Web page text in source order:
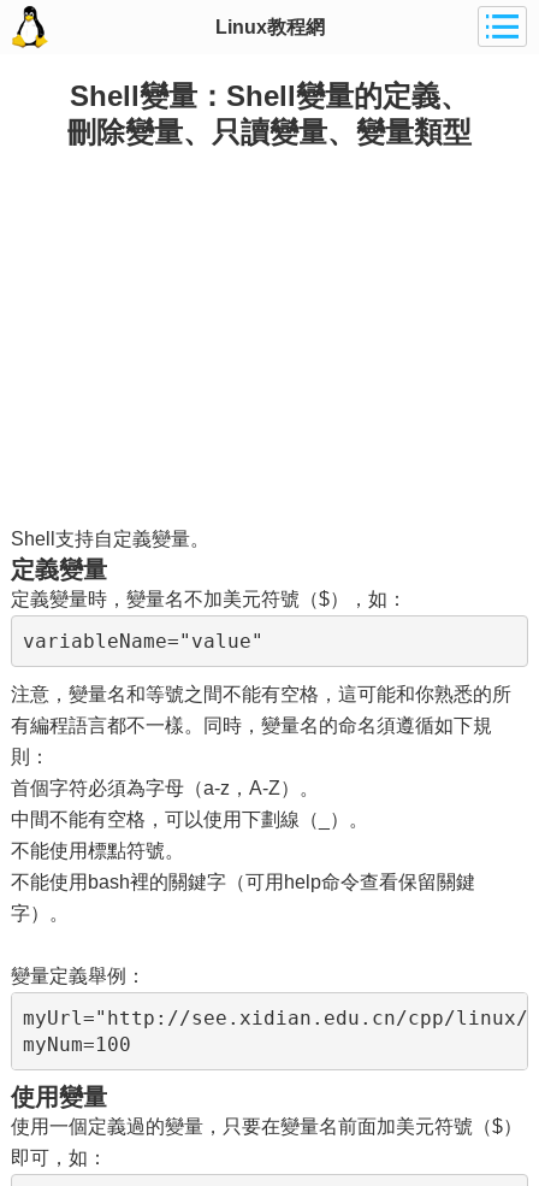
Linux教程網
Shell變量：Shell變量的定義、
刪除變量、只讀變量、變量類型
Shell支持自定義變量。
定義變量
定義變量時，變量名不加美元符號（$），如：
variableName="value"
注意，變量名和等號之間不能有空格，這可能和你熟悉的所
有編程語言都不一樣。同時，變量名的命名須遵循如下規
則：
首個字符必須為字母（a-z，A-Z）。
中間不能有空格，可以使用下劃線（_）。
不能使用標點符號。
不能使用bash裡的關鍵字（可用help命令查看保留關鍵
字）。
變量定義舉例：
myUrl="http://see.xidian.edu.cn/cpp/linux/
myNum=100
使用變量
使用一個定義過的變量，只要在變量名前面加美元符號（$）
即可，如：